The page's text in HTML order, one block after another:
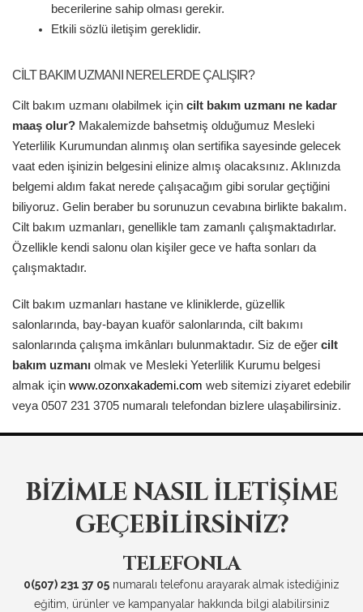
becerilerine sahip olması gerekir.
Etkili sözlü iletişim gereklidir.
CILT BAKIM UZMANI NERELERDE ÇALIŞIR?
Cilt bakım uzmanı olabilmek için cilt bakım uzmanı ne kadar
maaş olur? Makalemizde bahsetmiş olduğumuz Mesleki
Yeterlilik Kurumundan alınmış olan sertifika sayesinde gelecek
vaat eden işinizin belgesini elinize almış olacaksınız. Aklınızda
belgemi aldım fakat nerede çalışacağım gibi sorular geçtiğini
biliyoruz. Gelin beraber bu sorunuzun cevabına birlikte bakalım.
Cilt bakım uzmanları, genellikle tam zamanlı çalışmaktadırlar.
Özellikle kendi salonu olan kişiler gece ve hafta sonları da
çalışmaktadır.
Cilt bakım uzmanları hastane ve kliniklerde, güzellik
salonlarında, bay-bayan kuaför salonlarında, cilt bakımı
salonlarında çalışma imkânları bulunmaktadır. Siz de eğer cilt
bakım uzmanı olmak ve Mesleki Yeterlilik Kurumu belgesi
almak için www.ozonxakademi.com web sitemizi ziyaret edebilir
veya 0507 231 3705 numaralı telefondan bizlere ulaşabilirsiniz.
BIZIMLE NASIL İLETIŞIME
GEÇEBILIRSINIZ?
TELEFONLA
0(507) 231 37 05 numaralı telefonu arayarak almak istediğiniz
eğitim, ürünler ve kampanyalar hakkında bilgi alabilirsiniz